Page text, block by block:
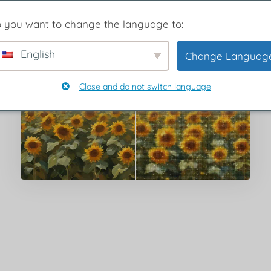
you want to change the language to:
English Change
Close and do not switch language